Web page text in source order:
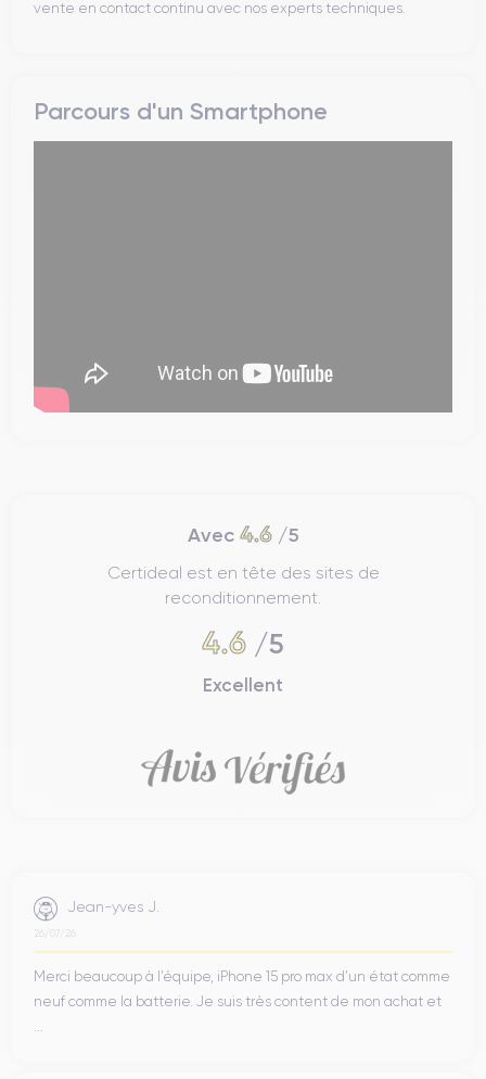
vente en contact continu avec nos experts techniques.
Parcours d'un Smartphone
Avec 4.6/5
Certideal est en tête des sites de
reconditionnement.
4.6 /5
Excellent
Jean-yves J.
26/07/26
Merci beaucoup à l’équipe, iPhone 15 pro max d’un état comme
neuf comme la batterie. Je suis très content de mon achat et